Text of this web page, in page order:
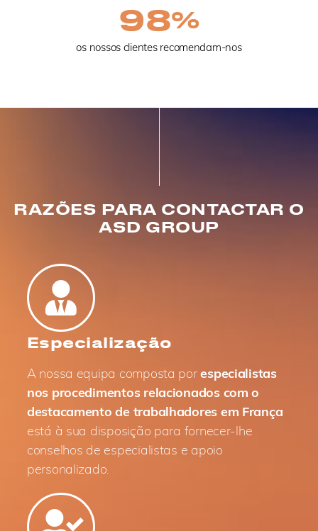
os nossos clientes recomendam-nos
98%
RAZÕES PARA CONTACTAR O
ASD GROUP
Especialização
A nossa equipa composta porespecialistas
nos procedimentos relacionados com o
destacamento de trabalhadores em França
está à sua disposição para fornecer-lhe
conselhos de especialistas e apoio
personalizado.